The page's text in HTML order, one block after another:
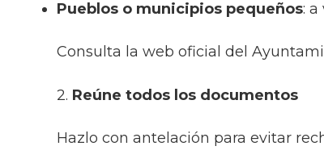
Pueblos o municipios pequeños:
Consulta la web oficial del
2. Reúne todos los documentos
Hazlo con antelación para evitar